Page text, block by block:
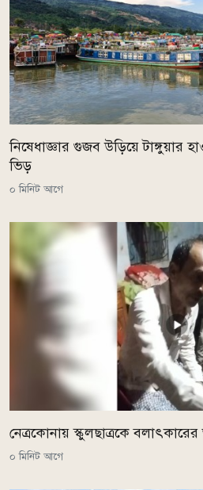
নিষেধাজ্ঞার গুজব উড়িয়ে টাঙ্গুয়ার
ভিড়
০ মিনিট আগে
নেত্রকোনায় স্কুলছাত্রকে
০ মিনিট আগে